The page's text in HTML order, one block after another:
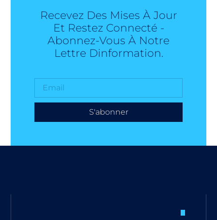
Recevez Des Mises À Jour
Et Restez Connecté -
Abonnez-Vous À Notre
Lettre Dinformation.
S'abonner